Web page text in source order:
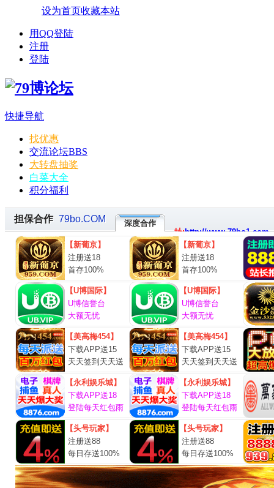
设为首页收藏本站
用QQ登陆
注册
登陆
快捷导航
找优惠
交流论坛BBS
大转盘抽奖
白菜大全
积分福利